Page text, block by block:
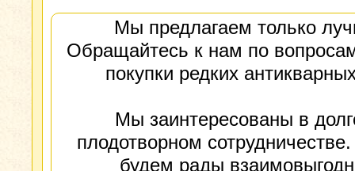
Мы предлагаем только
Обращайтесь к нам по
покупки редких
Мы заинтересованы в
плодотворном
будем рады